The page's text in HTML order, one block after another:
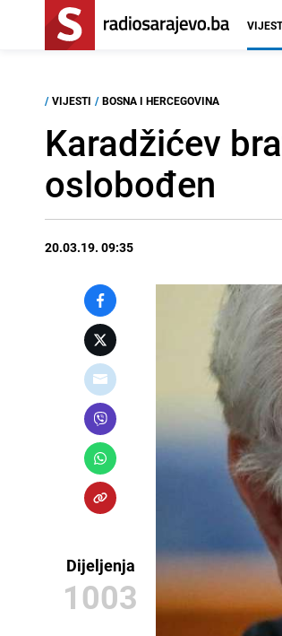
/ VIJESTI / BOSNA I HERCEGOVINA
Karadžićev
oslobođen
20.03.19. 09:35
Dijeljenja
1003